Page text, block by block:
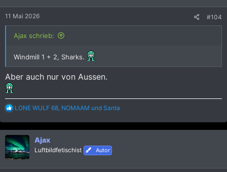
n
:
11 Mai 2026 #104
Ajax schrieb:
Windmill 1 + 2, Sharks.
Aber auch nur von Aussen.
R
a
k
t
i
o
LONE WULF 68 NOMAAM und Santa
Ajax
Luftbildfetischist Autor